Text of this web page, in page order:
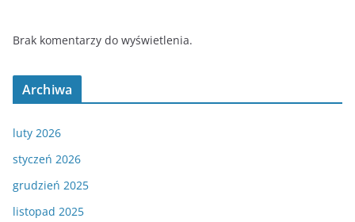
Brak komentarzy do wyświetlenia.
Archiwa
luty 2026
styczeń 2026
grudzień 2025
listopad 2025